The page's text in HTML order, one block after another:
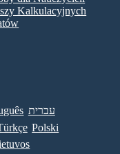
Kalkulacyjnych
עברית
Polski